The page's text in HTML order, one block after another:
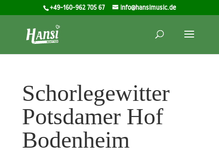
+49-160-962 705 67 info@hansimusic.de
Schorlegewitter
Potsdamer Hof
Bodenheim